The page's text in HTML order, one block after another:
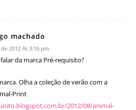
machado
2012 At 3:16 pm
da marca Pré-requisito?
Olha a coleção de verão com a
Print
2012/08/animal-